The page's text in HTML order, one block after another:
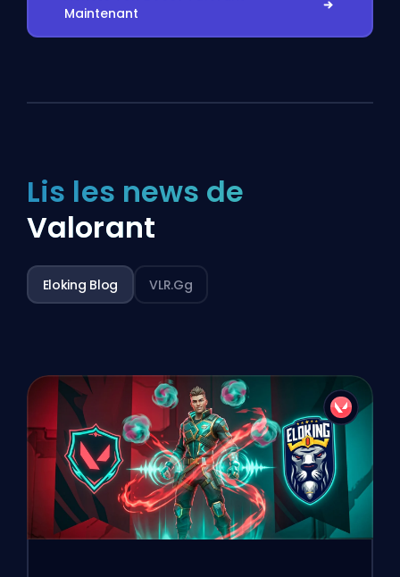
Maintenant
Lis les news de
Valorant
Eloking Blog VLR.gg